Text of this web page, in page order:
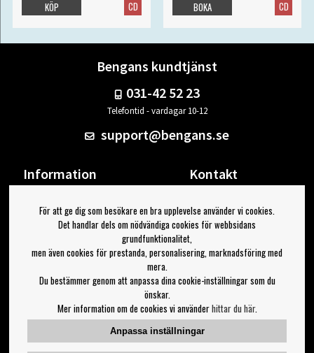
CD
KÖP CD
BOKA
Bengans kundtjänst
031-42 52 23
Telefontid - vardagar 10-12
support@bengans.se
Information
Om Bengans
FAQ / Köp- & Leveransvillkor
Kontakt
Din sida
Logga ut
Jag vill ha tips från Bengans
Inställningar för nyhetsbrev
För att ge dig som besökare en bra upplevelse använder vi cookies.
Det handlar dels om nödvändiga cookies för webbsidans
grundfunktionalitet,
men även cookies för prestanda, personalisering, marknadsföring med
mera.
Du bestämmer genom att anpassa dina cookie-inställningar som du
önskar.
Mer information om de cookies vi använderhittar du här.
Anpassa inställningar